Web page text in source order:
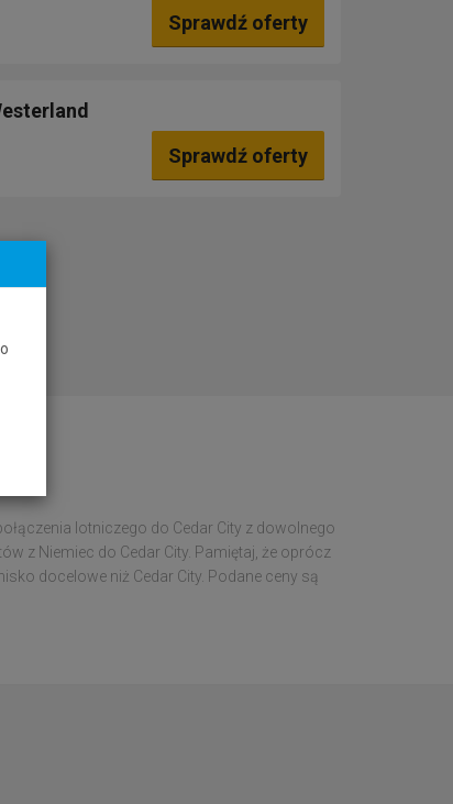
Sprawdź oferty
Sprawdź oferty
lotniczego do Cedar City z dowolnego
z Niemiec do Cedar City. Pamiętaj, że oprócz
docelowe niż Cedar City. Podane ceny są